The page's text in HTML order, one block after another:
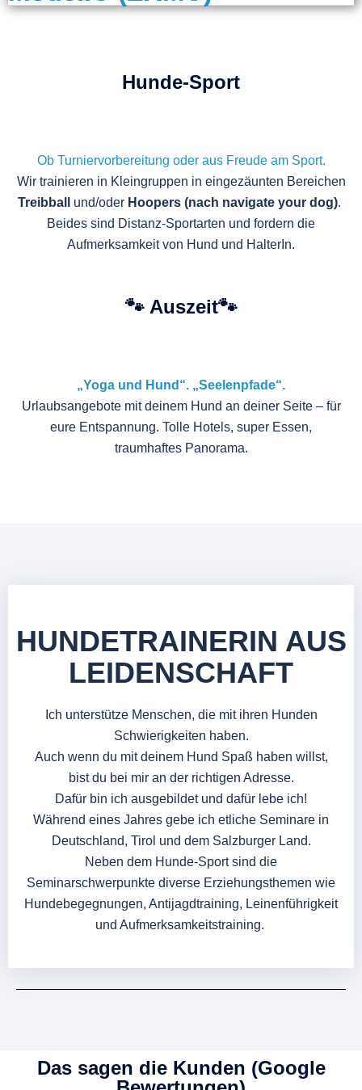
Hunde-Sport
Ob Turniervorbereitung oder aus Freude am Sport.
Wir trainieren in Kleingruppen in eingezäunten Bereichen
Treibball
und/oder Hoopers (nach navigate your dog).
Beides sind Distanz-Sportarten und fordern die
Aufmerksamkeit von Hund und HalterIn.
🐾 Auszeit🐾
„Yoga und Hund“. „Seelenpfade“.
Urlaubsangebote mit deinem Hund an deiner Seite – für
eure Entspannung. Tolle Hotels, super Essen,
traumhaftes Panorama.
HUNDETRAINERIN AUS
LEIDENSCHAFT
Ich unterstütze Menschen, die mit ihren Hunden
Schwierigkeiten haben.
Auch wenn du mit deinem Hund Spaß haben willst,
bist du bei mir an der richtigen Adresse.
Dafür bin ich ausgebildet und dafür lebe ich!
Während eines Jahres gebe ich etliche Seminare in
Deutschland, Tirol und dem Salzburger Land.
Neben dem Hunde-Sport sind die
Seminarschwerpunkte diverse Erziehungsthemen wie
Hundebegegnungen, Antijagdtraining, Leinenführigkeit
und Aufmerksamkeitstraining.
Das sagen die Kunden (Google